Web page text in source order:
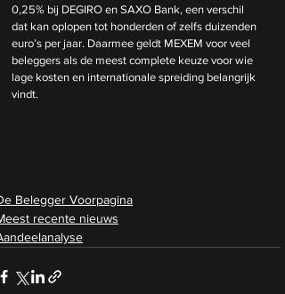
0,25% bij DEGIRO en SAXO Bank, een verschil
dat kan oplopen tot honderden of zelfs duizenden
euro’s per jaar. Daarmee geldt MEXEM voor veel
beleggers als de meest complete keuze voor wie
lage kosten en internationale spreiding belangrijk
vindt.
Belegger Voorpagina
recente nieuws